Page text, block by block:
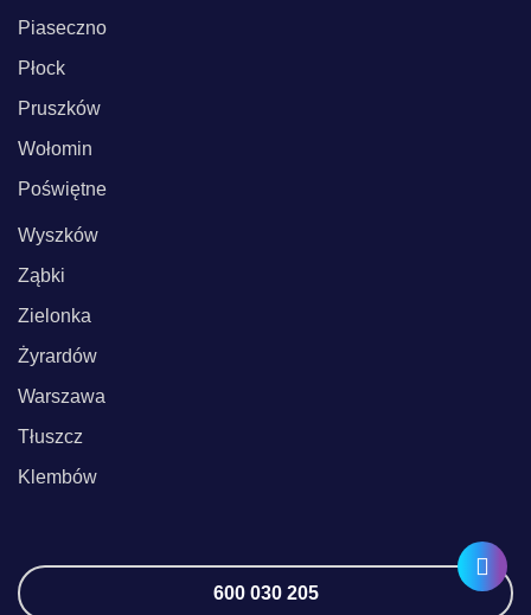
Piaseczno
Płock
Pruszków
Wołomin
Poświętne
Wyszków
Ząbki
Zielonka
Żyrardów
Warszawa
Tłuszcz
Klembów
600 030 205